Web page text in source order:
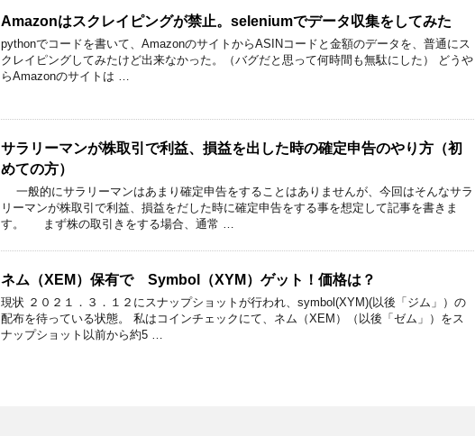
Amazonはスクレイピングが禁止。seleniumでデータ収集をしてみた
pythonでコードを書いて、AmazonのサイトからASINコードと金額のデータを、普通にス
クレイピングしてみたけど出来なかった。（バグだと思って何時間も無駄にした） どうや
らAmazonのサイトは …
サラリーマンが株取引で利益、損益を出した時の確定申告のやり方（初
めての方）
一般的にサラリーマンはあまり確定申告をすることはありませんが、今回はそんなサラ
リーマンが株取引で利益、損益をだした時に確定申告をする事を想定して記事を書きま
す。 まず株の取引きをする場合、通常 …
ネム（XEM）保有で Symbol（XYM）ゲット！価格は？
現状 ２０２１．３．１２にスナップショットが行われ、symbol(XYM)(以後「ジム」）の
配布を待っている状態。 私はコインチェックにて、ネム（XEM）（以後「ゼム」）をス
ナップショット以前から約5 …